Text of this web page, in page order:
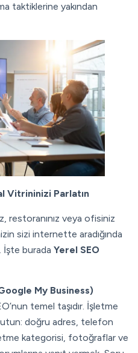
taktiklerine yakından
Vitrininizi Parlatın
restoranınız veya ofisiniz
sizi internette aradığında
İşte burada Yerel SEO
My Business)
temel taşıdır. İşletme
doğru adres, telefon
kategorisi, fotoğraflar ve